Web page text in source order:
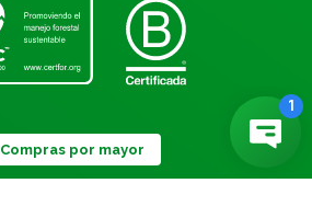
Compras por mayor